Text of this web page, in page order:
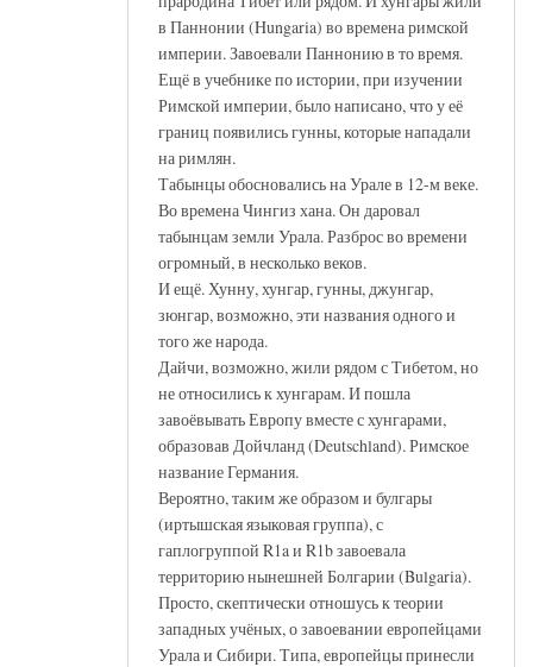
в Паннонии (Hungaria) во времена римской
империи. Завоевали Паннонию в то время.
Ещё в учебнике по истории, при изучении
Римской империи, было написано, что у её
границ появились гунны, которые нападали
на римлян.
Табынцы обосновались на Урале в 12-м веке.
Во времена Чингиз хана. Он даровал
табынцам земли Урала. Разброс во времени
огромный, в несколько веков.
И ещё. Хунну, хунгар, гунны, джунгар,
зюнгар, возможно, эти названия одного и
того же народа.
Дайчи, возможно, жили рядом с Тибетом, но
не относились к хунгарам. И пошла
завоёвывать Европу вместе с хунгарами,
образовав Дойчланд (Deutschland). Римское
название Германия.
Вероятно, таким же образом и булгары
(иртышская языковая группа), с
гаплогруппой R1a и R1b завоевала
территорию нынешней Болгарии (Bulgaria).
Просто, скептически отношусь к теории
западных учёных, о завоевании европейцами
Урала и Сибири. Типа, европейцы принесли